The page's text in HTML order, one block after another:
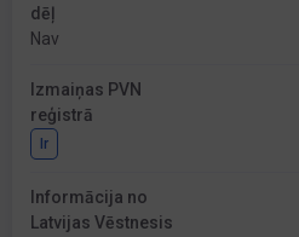
dēļ
Nav
Izmaiņas PVN
reģistrā
Ir
Informācija no
Latvijas Vēstnesis